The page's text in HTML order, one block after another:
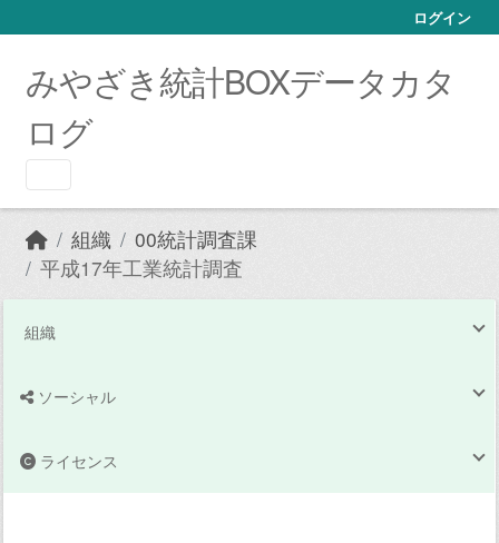
ログイン
みやざき統計BOXデータカタ
ログ
組織
00統計調査課
平成17年工業統計調査
組織
ソーシャル
ライセンス